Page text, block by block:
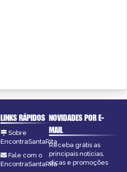
LINKS RÁPIDOS
Sobre
EncontraSantaRita
Fale com o
EncontraSantaRita
NOVIDADES POR E-
MAIL
Receba grátis as
principais notícias,
dicas e promoções